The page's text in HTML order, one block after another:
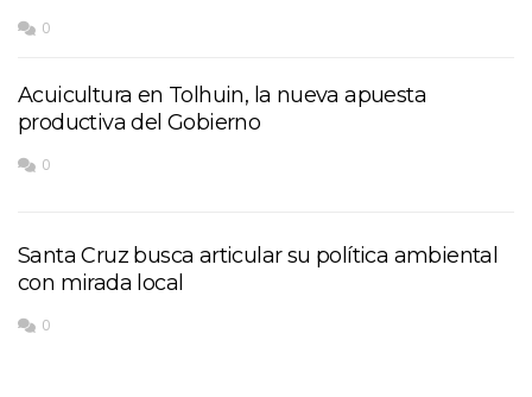
0
Acuicultura en Tolhuin, la nueva apuesta
productiva del Gobierno
0
Santa Cruz busca articular su política ambiental
con mirada local
0